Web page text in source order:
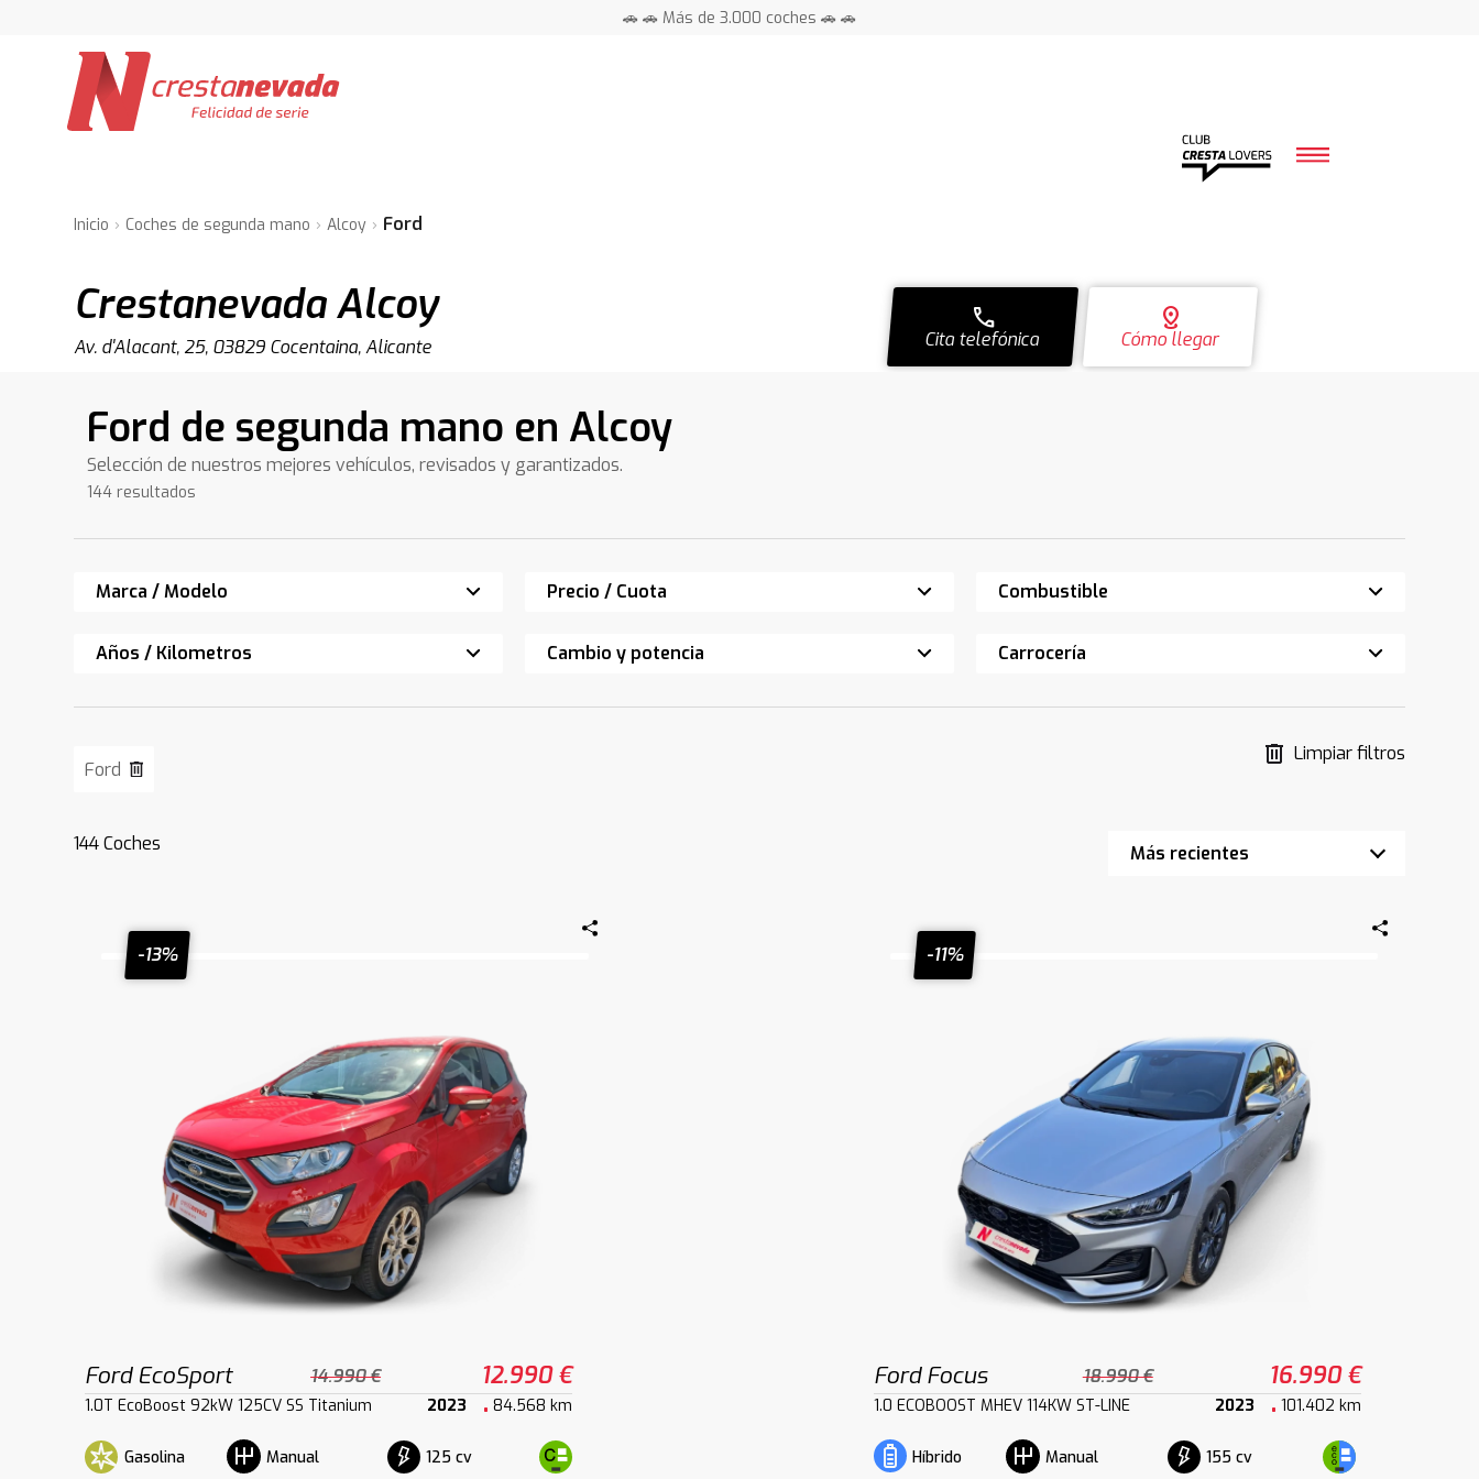
🚗 🚗 Más de 3.000 coches 🚗 🚗
Inicio Coches de segunda mano Alcoy Ford
Crestanevada Alcoy
Av. d'Alacant, 25, 03829 Cocentaina, Alicante
distance
Cómo llegar
call
Cita telefónica
Ford de segunda mano en Alcoy
Selección de nuestros mejores vehículos, revisados y garantizados.
144 resultados
Marca / Modelo Precio / Cuota Combustible
Años / Kilometros Cambio y potencia Carrocería
Ford
Limpiar filtros
144Coches
-13%
Ford EcoSport 14.990 € 12.990 €
1.0T EcoBoost 92kW 125CV SS Titanium 2023 84.568 km
Gasolina Manual 125 cv
-11%
Ford Focus 18.990 € 16.990 €
1.0 ECOBOOST MHEV 114KW ST-LINE 2023 101.402 km
Híbrido Manual 155 cv